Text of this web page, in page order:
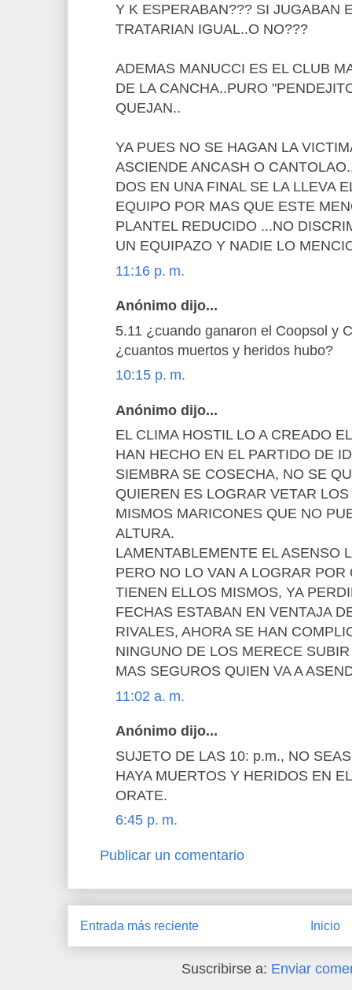
Y K ESPERABAN??? SI JUGABAN
TRATARIAN IGUAL..O NO???
ADEMAS MANUCCI ES EL CLUB
DE LA CANCHA..PURO
QUEJAN..
YA PUES NO SE HAGAN LA
ASCIENDE ANCASH O
DOS EN UNA FINAL SE LA LLEVA
EQUIPO POR MAS QUE ESTE
PLANTEL REDUCIDO ...NO
UN EQUIPAZO Y NADIE LO
11:16 p. m.
Anónimo dijo...
5.11 ¿cuando ganaron el Coopsol y
¿cuantos muertos y heridos hubo?
10:15 p. m.
Anónimo dijo...
EL CLIMA HOSTIL LO A CREADO
HAN HECHO EN EL PARTIDO DE
SIEMBRA SE COSECHA, NO SE
QUIEREN ES LOGRAR VETAR
MISMOS MARICONES QUE NO
ALTURA.
LAMENTABLEMENTE EL ASENSO
PERO NO LO VAN A LOGRAR POR
TIENEN ELLOS MISMOS, YA
FECHAS ESTABAN EN VENTAJA
RIVALES, AHORA SE HAN
NINGUNO DE LOS MERECE
MAS SEGUROS QUIEN VA A
11:02 a. m.
Anónimo dijo...
SUJETO DE LAS 10: p.m., NO
HAYA MUERTOS Y HERIDOS EN
ORATE.
6:45 p. m.
Publicar un comentario
Entrada más reciente Inicio
Suscribirse a: Enviar